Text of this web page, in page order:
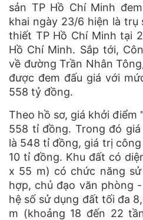
sản TP Hồ Chí Minh
khai ngày 23/6 hiện là trụ
thiết TP Hồ Chí Minh tại
Hồ Chí Minh. Sắp tới,
về đường Trần Nhân
được đem đấu giá với
558 tỷ đồng.
Theo hồ sơ, giá khởi
558 tỉ đồng. Trong đó
là 548 tỉ đồng, giá trị
10 tỉ đồng. Khu đất có
x 55 m) có chức năng
hợp, chủ đạo văn phòng
hệ số sử dụng đất tối đa
m (khoảng 18 đến 22